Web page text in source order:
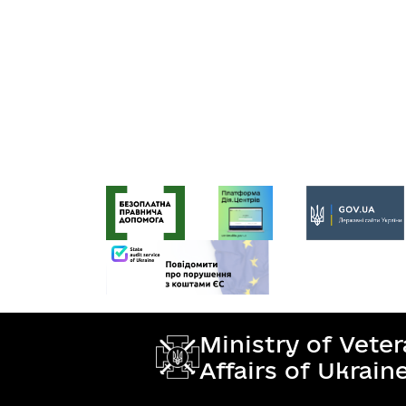
Ministry of
Affairs of